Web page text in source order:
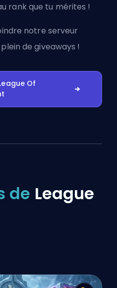
rank que tu mérites !
notre serveur
de giveaways !
Of
de League